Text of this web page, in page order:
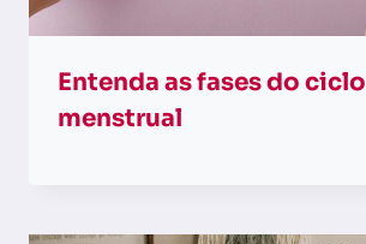
Entenda as fases do ciclo
menstrual